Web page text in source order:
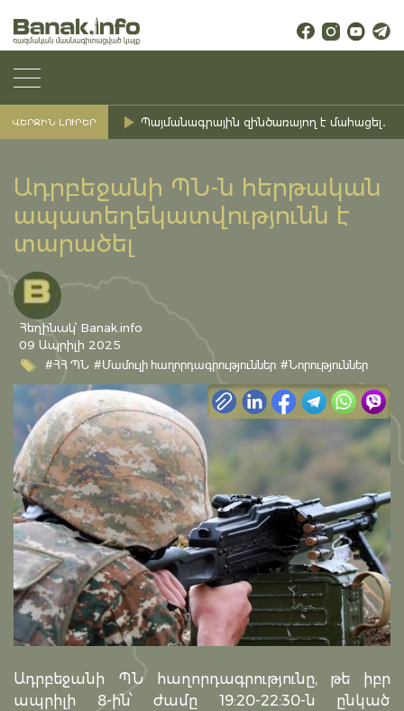
ՎԵՐՋԻՆ ԼՈՒՐԵՐ Պայմանագրային զինծառայող է մահացել․
Ադրբեջանի ՊՆ-ն հերթական
ապատեղեկատվությունն է
տարածել
Հեղինակ՝ Banak.info
09 Ապրիլի 2025
#ՀՀ ՊՆ #Մամուլի հաղորդագրություններ #Նորություններ
Ադրբեջանի ՊՆ հաղորդագրությունը, թե իբր
ապրիլի 8-ին՝ ժամը 19:20-22:30-ն ընկած